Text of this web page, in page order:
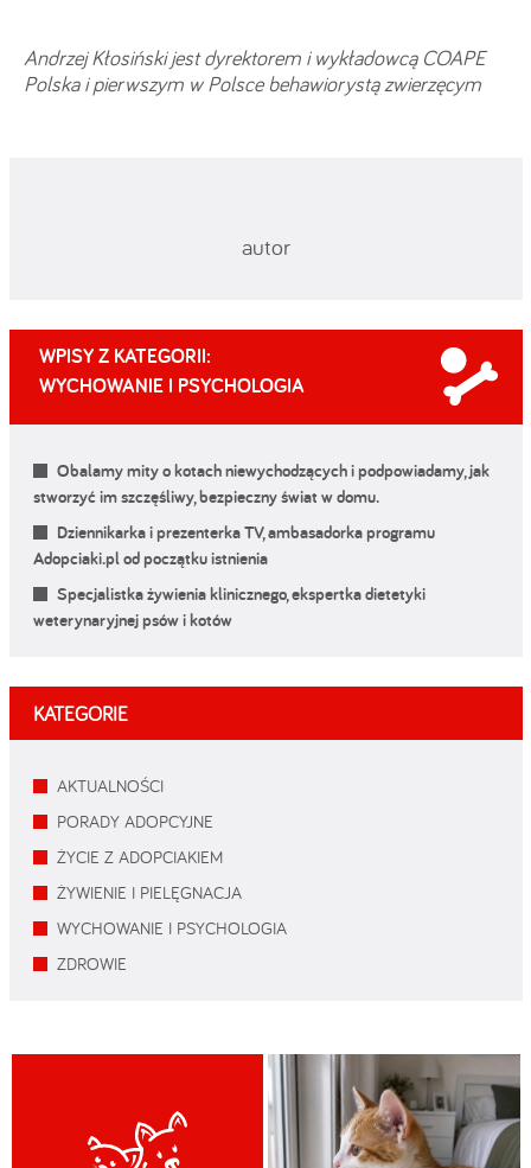
Andrzej Kłosiński jest dyrektorem i wykładowcą COAPE
Polska i pierwszym w Polsce behawiorystą zwierzęcym
autor
WPISY Z KATEGORII:
WYCHOWANIE I PSYCHOLOGIA
Obalamy mity o kotach niewychodzących i podpowiadamy, jak
stworzyć im szczęśliwy, bezpieczny świat w domu.
Dziennikarka i prezenterka TV, ambasadorka programu
Adopciaki.pl od początku istnienia
Specjalistka żywienia klinicznego, ekspertka dietetyki
weterynaryjnej psów i kotów
KATEGORIE
AKTUALNOŚCI
PORADY ADOPCYJNE
ŻYCIE Z ADOPCIAKIEM
ŻYWIENIE I PIELĘGNACJA
WYCHOWANIE I PSYCHOLOGIA
ZDROWIE